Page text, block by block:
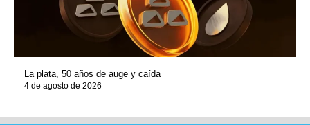
La plata, 50 años de auge y caída
4 de agosto de 2026